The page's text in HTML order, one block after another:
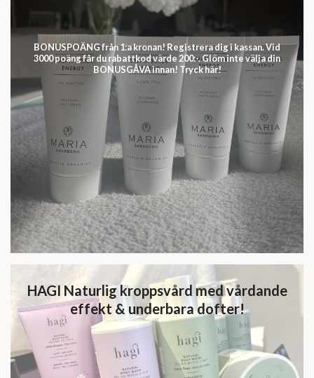
BONUSPOÄNG från 1:a kronan! Registrera dig i kassan. Vid
3000 poäng får du rabattkod värde 200:-. Glöm inte välja din
BONUSGÅVA innan! Tryck här!
HAGI Naturlig kroppsvård med vårdande
effekt & underbara dofter!